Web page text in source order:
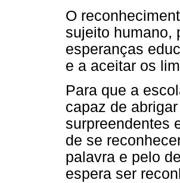
O
sujeito humano,
esperanças
e a aceitar os
Para que a
capaz de
surpreendentes
de se
palavra e pelo
espera ser